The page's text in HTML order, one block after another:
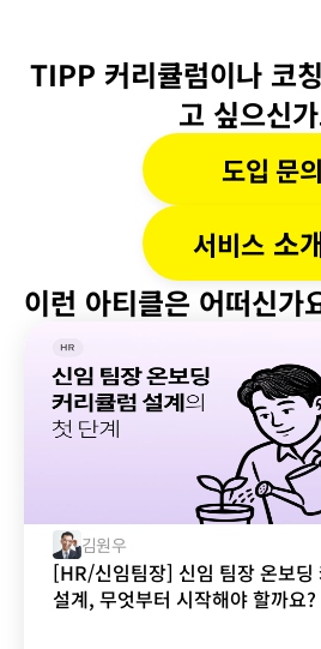
TIPP 커리큘럼이나 코
고 싶으신
도입 문의
서비스 소
이런 아티클은 어떠신가
김원우
[HR/신임팀장] 신임 팀장 온보딩
설계, 무엇부터 시작해야 할까요?